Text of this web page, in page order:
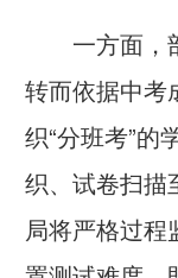
一方面，部
转而依据中考
织“分班考”的
织、试卷扫描
局将严格过程